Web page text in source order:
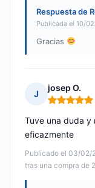
Respuesta de
Publicada el 10/
Gracias
J
josep O.
Nota: 5 de 5
Publicado el 03/02/
tras una compra de
Tuve una duda y
eficazmente